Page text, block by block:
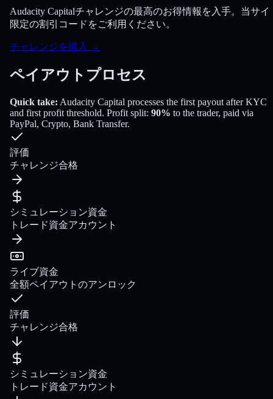
Audacity Capitalチャレンジの最高のお得情報を入手。当サイ
限定の割引コードをご利用ください。
チャレンジを購入 →
ペイアウトプロセス
Quick take: Audacity Capital processes the first payout after KYC
and first profit threshold. Profit split: 90% to the trader, paid via
PayPal, Crypto, Bank Transfer.
評価
チャレンジ合格
シミュレーション資金
トレード資金アカウント
ライブ資金
全額ペイアウトのアンロック
評価
チャレンジ合格
シミュレーション資金
トレード資金アカウント